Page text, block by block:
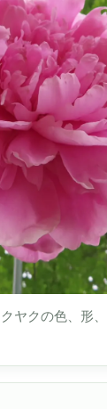
ヤクの色、形